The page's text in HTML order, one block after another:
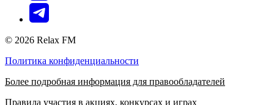
© 2026 Relax FM
Политика конфиденциальности
Более подробная информация для правообладателей
Правила участия в акциях, конкурсах и играх